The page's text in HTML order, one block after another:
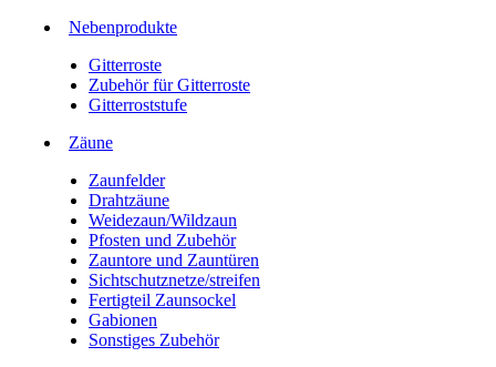
Nebenprodukte
Gitterroste
Zubehör für Gitterroste
Gitterroststufe
Zäune
Zaunfelder
Drahtzäune
Weidezaun/Wildzaun
Pfosten und Zubehör
Zauntore und Zauntüren
Sichtschutznetze/streifen
Fertigteil Zaunsockel
Gabionen
Sonstiges Zubehör